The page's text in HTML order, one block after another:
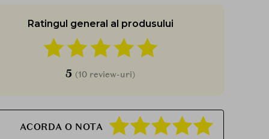
Ratingul general al produsului
5 (10 review-uri)
ACORDA O NOTA